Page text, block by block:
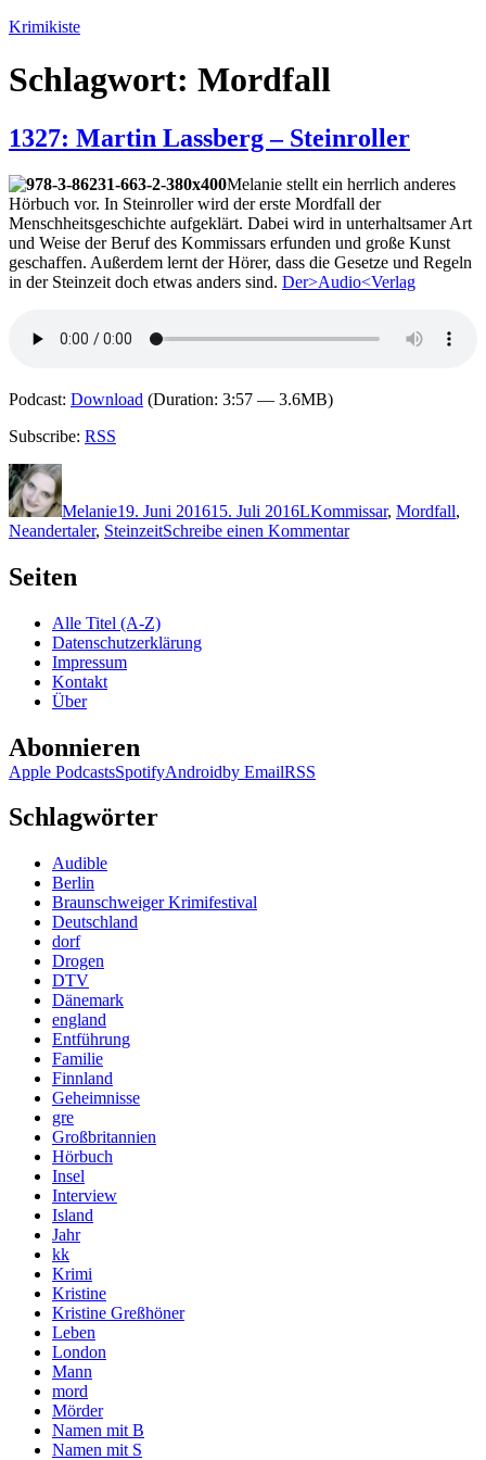
Zum
springen
Krimikiste
Schlagwort: Mordfall
1327: Martin Lassberg – Steinroller
Melanie stellt ein herrlich anderes
Hörbuch vor. In Steinroller wird der erste Mordfall der
Menschheitsgeschichte aufgeklärt. Dabei wird in unterhaltsamer Art
und Weise der Beruf des Kommissars erfunden und große Kunst
geschaffen. Außerdem lernt der Hörer, dass die Gesetze und Regeln
in der Steinzeit doch etwas anders sind. Der>Audio<Verlag
Podcast: Download (Duration: 3:57 — 3.6MB)
Subscribe: RSS
Autor
Melanie19. Juni 201615. Juli 2016LKommissar, Mordfall,
Neandertaler, SteinzeitSchreibe einen Kommentarzu
Seiten
Alle Titel (A-Z)
Datenschutzerklärung
Impressum
Kontakt
Über
Abonnieren
Apple PodcastsSpotifyAndroidby EmailRSS
Schlagwörter
Audible
Berlin
Braunschweiger Krimifestival
Deutschland
dorf
Drogen
DTV
Dänemark
england
Entführung
Familie
Finnland
Geheimnisse
gre
Großbritannien
Hörbuch
Insel
Interview
Island
Jahr
kk
Krimi
Kristine
Kristine Greßhöner
Leben
London
Mann
mord
Mörder
Namen mit B
Namen mit S